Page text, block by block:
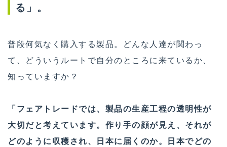
る」。
普段何気なく購入する製品。どんな人達が関わっ
て、どういうルートで自分のところに来ているか、
知っていますか？
「フェアトレードでは、製品の生産工程の透明性が
大切だと考えています。作り手の顔が見え、それが
どのように収穫され、日本に届くのか。日本でどの